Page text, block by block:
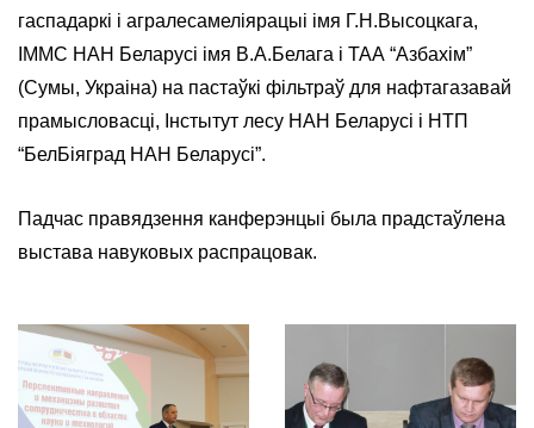
гаспадаркі і агралесамеліярацыі імя Г.Н.Высоцкага,
ІММС НАН Беларусі імя В.А.Белага і ТАА “Азбахім”
(Сумы, Украіна) на пастаўкі фільтраў для нафтагазавай
прамысловасці, Інстытут лесу НАН Беларусі і НТП
“БелБіяград НАН Беларусі”.
Падчас правядзення канферэнцыі была прадстаўлена
выстава навуковых распрацовак.